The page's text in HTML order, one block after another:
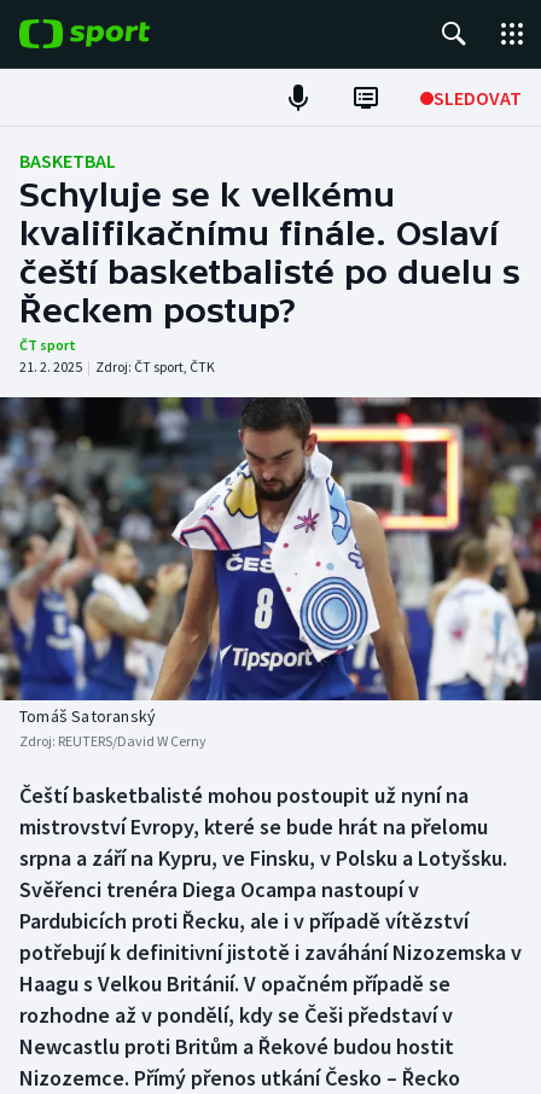
SLEDOVAT
Fotbal
Hokej
Tenis
Atletika
DALŠÍ SPORTY
Americký fotbal
Baseball a softbal
Basketbal
Biatlon
Boby a skeleton
Box
Dostihy
Florbal
Futsal
Golf
NEPŘEHLÉDNĚTE
Soutěže
Historické návraty
Aplikace ČT sport
AZ kvíz
BASKETBAL
Schyluje se k velkému
kvalifikačnímu finále. Oslaví
čeští basketbalisté po duelu s
Řeckem postup?
ČT sport
21. 2. 2025 | Zdroj: ČT sport, ČTK
Tomáš Satoranský
Zdroj: REUTERS/David W Cerny
Čeští basketbalisté mohou postoupit už nyní na
mistrovství Evropy, které se bude hrát na přelomu
srpna a září na Kypru, ve Finsku, v Polsku a Lotyšsku.
Svěřenci trenéra Diega Ocampa nastoupí v
Pardubicích proti Řecku, ale i v případě vítězství
potřebují k definitivní jistotě i zaváhání Nizozemska v
Haagu s Velkou Británií. V opačném případě se
rozhodne až v pondělí, kdy se Češi představí v
Newcastlu proti Britům a Řekové budou hostit
Nizozemce. Přímý přenos utkání Česko – Řecko